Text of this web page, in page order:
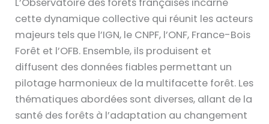
L’Observatoire des forêts françaises incarne
cette dynamique collective qui réunit les acteurs
majeurs tels que l’IGN, le CNPF, l’ONF, France-Bois
Forêt et l’OFB. Ensemble, ils produisent et
diffusent des données fiables permettant un
pilotage harmonieux de la multifacette forêt. Les
thématiques abordées sont diverses, allant de la
santé des forêts à l’adaptation au changement